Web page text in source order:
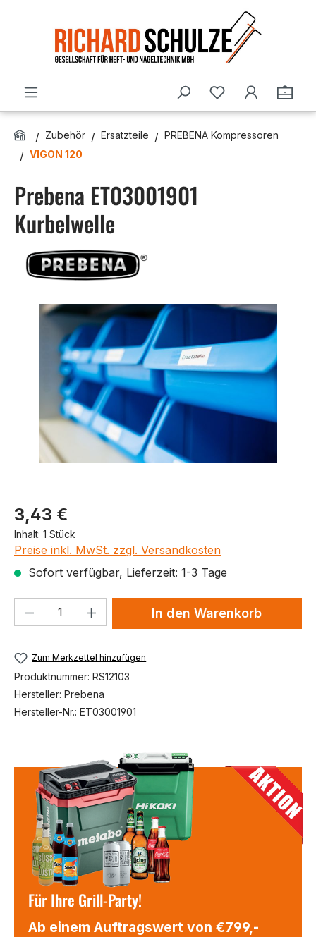
Du hast 0
Zubehör Ersatzteile
PREBENA Kompressoren
VIGON 120
Prebena ET03001901
Kurbelwelle
Bildergalerie überspringen
Produktpreis
3,43 €
Inhalt: 1 Stück
Preise inkl. MwSt. zzgl. Versandkosten
Sofort verfügbar, Lieferzeit: 1-3 Tage
Produkt Anzahl: Gib denIn den Warenkorb
Zum Merkzettel hinzufügen
Produktnummer: RS12103
Hersteller: Prebena
Hersteller-Nr.: ET03001901
Für Ihre Grill-Party!
Ab einem Auftragswert von €799,-